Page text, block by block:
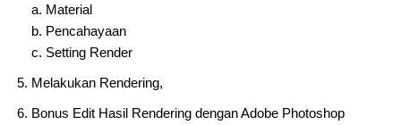
a. Material
b. Pencahayaan
c. Setting Render
Melakukan Rendering,
Bonus Edit Hasil Rendering dengan Adobe Photoshop